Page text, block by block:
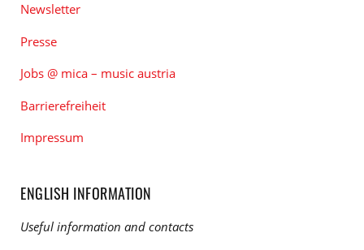
Newsletter
Presse
Jobs @ mica – music austria
Barrierefreiheit
Impressum
ENGLISH INFORMATION
Useful information and contacts